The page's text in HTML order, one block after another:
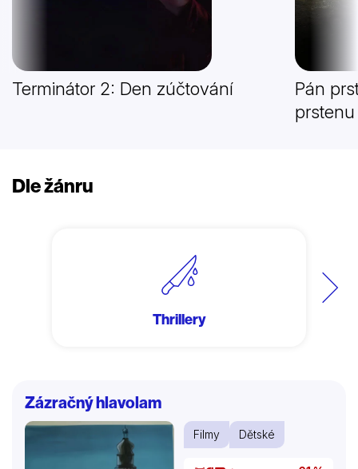
Terminátor 2: Den zúčtování
Pán
prstenu
Dle žánru
Další
Thrillery
Zázračný hlavolam
Filmy Dětské